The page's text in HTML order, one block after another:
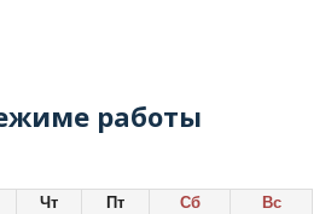
работы
Чт Пт Сб
Вс